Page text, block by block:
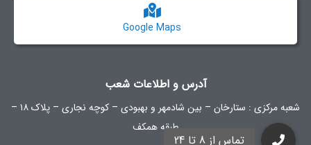
آدرس و اطلاعات شعب
شعبه مرکزی :
ستارخان – بین شادمهر و بهبودی – کوچه نجاری – پلاک ۱۸ –
طبقه همکف
Google Maps